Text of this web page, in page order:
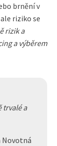
brnění v
riziko se
rizik a
a výběrem
trvalé a
Novotná